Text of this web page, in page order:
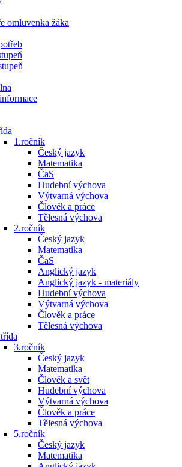
omluvenka žáka
1.ročník
Český jazyk
Matematika
ČaS
Hudební výchova
Výtvarná výchova
Člověk a práce
Tělesná výchova
2.ročník
Český jazyk
Matematika
ČaS
Anglický jazyk
Anglický jazyk - materiály
Hudební výchova
Výtvarná výchova
Člověk a práce
Tělesná výchova
3.ročník
Český jazyk
Matematika
Člověk a svět
Hudební výchova
Výtvarná výchova
Člověk a práce
Tělesná výchova
5.ročník
Český jazyk
Matematika